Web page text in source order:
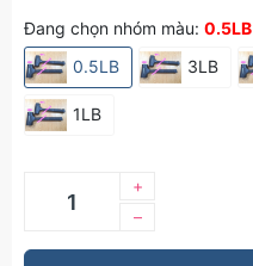
Đang chọn nhóm màu: 0.5LB
0.5LB
3LB
1LB
–
+